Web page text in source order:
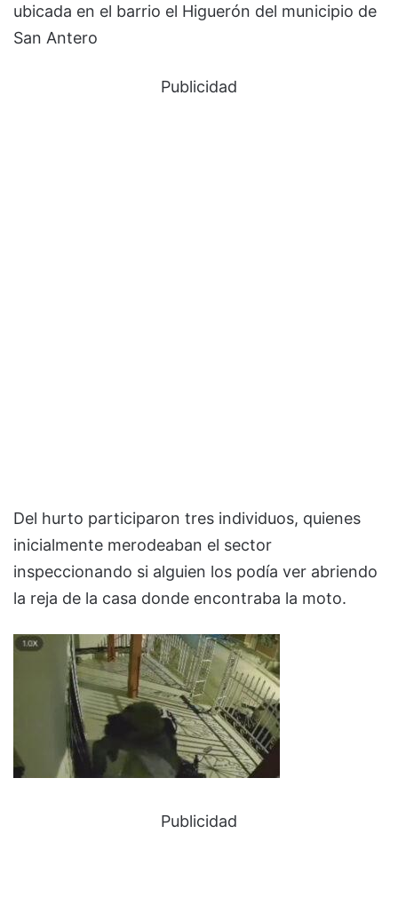
ubicada en el barrio el Higuerón del municipio de
San Antero
Publicidad
Del hurto participaron tres individuos, quienes
inicialmente merodeaban el sector
inspeccionando si alguien los podía ver abriendo
la reja de la casa donde encontraba la moto.
Publicidad